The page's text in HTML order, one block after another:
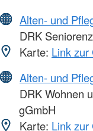
Alten- und
DRK
Karte: Link zur
Alten- und
DRK Wohnen
gGmbH
Karte: Link zur